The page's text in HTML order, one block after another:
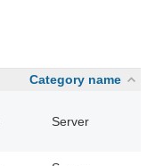
Category name
Server